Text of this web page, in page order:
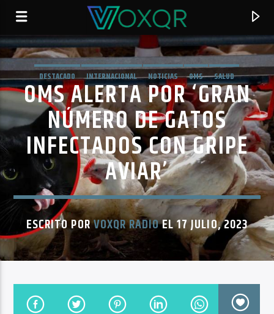
RADIO VOXQR
VOXQR
NO TITLES AVAILABLE
DESTACADO INTERNACIONAL NOTICIAS OMS SALUD
OMS ALERTA POR ‘GRAN
NÚMERO DE GATOS
INFECTADOS CON GRIPE
AVIAR’
ESCRITO PORVOXQR RADIOEL 17 JULIO, 2023